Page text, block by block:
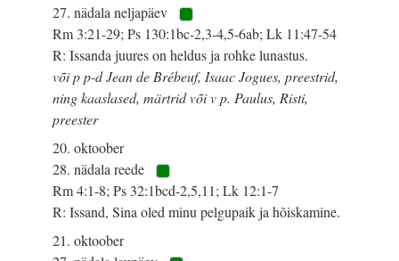
27. nädala neljapäev
Rm 3:21-29; Ps 130:1bc-2,3-4,5-6ab; Lk 11:47-54
R: Issanda juures on heldus ja rohke lunastus.
või p p-d Jean de Brébeuf, Isaac Jogues, preestrid,
ning kaaslased, märtrid või v p. Paulus, Risti,
preester
20. oktoober
28. nädala reede
Rm 4:1-8; Ps 32:1bcd-2,5,11; Lk 12:1-7
R: Issand, Sina oled minu pelgupaik ja hõiskamine.
21. oktoober